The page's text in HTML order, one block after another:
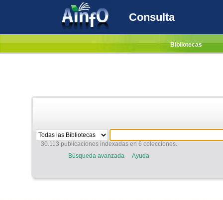
Consulta
Bibliotecas
30.113 publicaciones indexadas en 6 colecciones.
Búsqueda avanzada
Ayuda